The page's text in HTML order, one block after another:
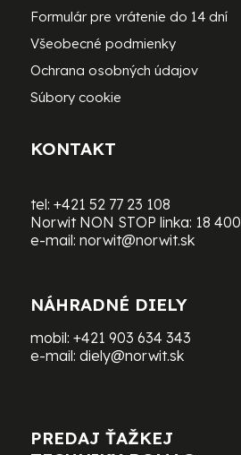
Formulár pre vrátenie do 14 dní
Všeobecné podmienky
Ochrana osobných údajov
Súbory cookie
KONTAKT
tel: +421 52 77 23 108
Norwit NON STOP linka: 18 400
e-mail: norwit@norwit.sk
NÁHRADNÉ DIELY
mobil: +421 903 634 343
e-mail: diely@norwit.sk
PREDAJ ŤAŽKEJ